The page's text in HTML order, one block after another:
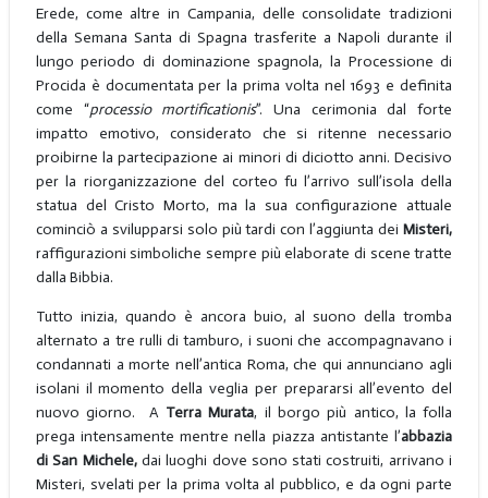
Erede, come altre in Campania, delle consolidate tradizioni
della Semana Santa di Spagna trasferite a Napoli durante il
lungo periodo di dominazione spagnola, la Processione di
Procida è documentata per la prima volta nel 1693 e definita
come “processio mortificationis”. Una cerimonia dal forte
impatto emotivo, considerato che si ritenne necessario
proibirne la partecipazione ai minori di diciotto anni. Decisivo
per la riorganizzazione del corteo fu l’arrivo sull’isola della
statua del Cristo Morto, ma la sua configurazione attuale
cominciò a svilupparsi solo più tardi con l’aggiunta deiMisteri,
raffigurazioni simboliche sempre più elaborate di scene tratte
dalla Bibbia.
Tutto inizia, quando è ancora buio, al suono della tromba
alternato a tre rulli di tamburo, i suoni che accompagnavano i
condannati a morte nell’antica Roma, che qui annunciano agli
isolani il momento della veglia per prepararsi all’evento del
nuovo giorno. A Terra Murata, il borgo più antico, la folla
prega intensamente mentre nella piazza antistante l’abbazia
di San Michele, dai luoghi dove sono stati costruiti, arrivano i
Misteri, svelati per la prima volta al pubblico, e da ogni parte